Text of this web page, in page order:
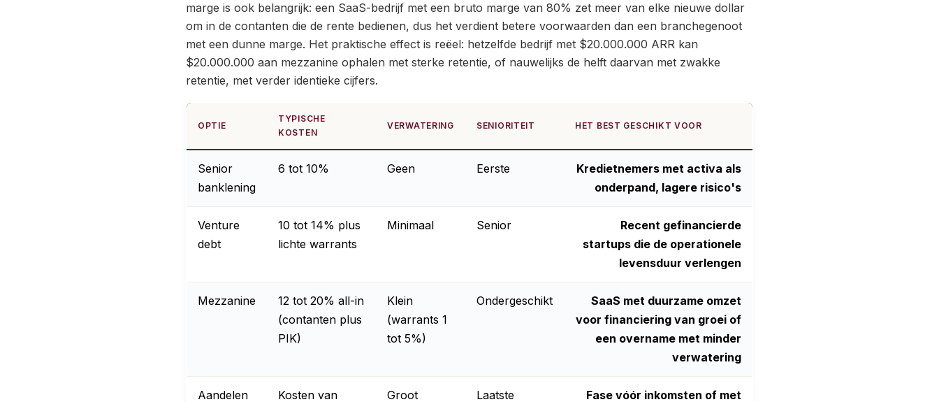
marge is ook belangrijk: een SaaS-bedrijf met een bruto marge van 80% zet meer van elke nieuwe dollar
om in de contanten die de rente bedienen, dus het verdient betere voorwaarden dan een branchegenoot
met een dunne marge. Het praktische effect is reëel: hetzelfde bedrijf met $20.000.000 ARR kan
$20.000.000 aan mezzanine ophalen met sterke retentie, of nauwelijks de helft daarvan met zwakke
retentie, met verder identieke cijfers.
OPTIE
TYPISCHE
KOSTEN
VERWATERING SENIORITEIT HET BEST GESCHIKT VOOR
Senior
banklening
6 tot 10% Geen Eerste
Kredietnemers met activa als
onderpand, lagere risico's
Venture
debt
10 tot 14% plus
lichte warrants
Minimaal Senior
Recent gefinancierde
startups die de operationele
levensduur verlengen
Mezzanine
12 tot 20% all-in
(contanten plus
PIK)
Klein
(warrants 1
tot 5%)
Ondergeschikt
SaaS met duurzame omzet
voor financiering van groei of
een overname met minder
verwatering
Aandelen Kosten van Groot Laatste Fase vóór inkomsten of met